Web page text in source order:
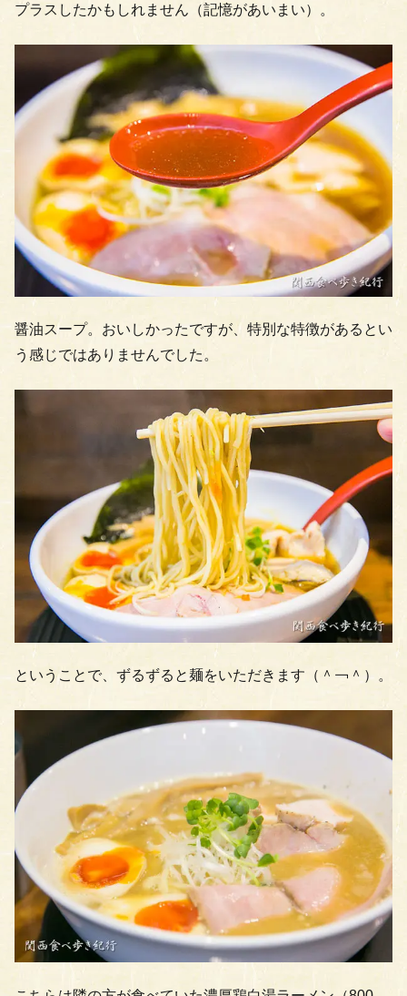
プラスしたかもしれません（記憶があいまい）。
醤油スープ。おいしかったですが、特別な特徴があるとい
う感じではありませんでした。
ということで、ずるずると麺をいただきます（＾￢＾）。